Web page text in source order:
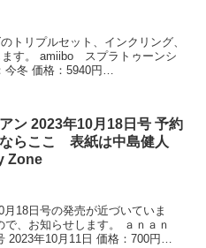
リプルセット、インクリング、
ます。 amiibo スプラトゥーンシ
冬 価格：5940円
ン 2023年10月18日号 予約
らここ 表紙は中島健人
Zone
18日号の発売が近づいていま
、お知らせします。 ａｎａｎ
2023年10月11日 価格：700円